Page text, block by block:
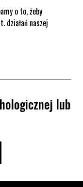
o to, żeby
działań naszej
lub